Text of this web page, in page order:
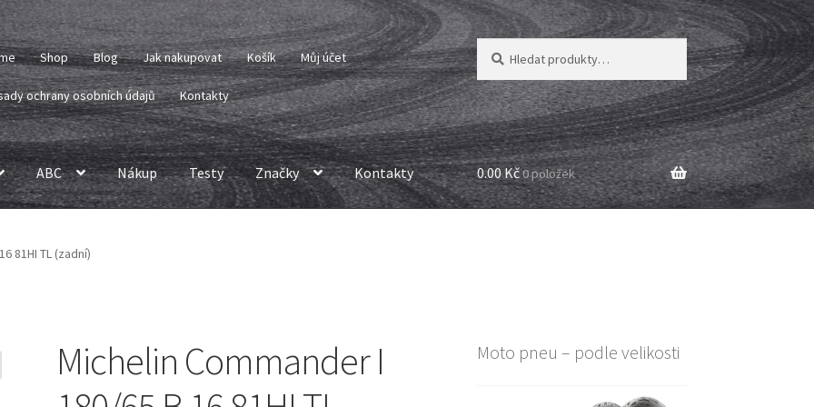
Shop Blog Jak nakupovat Košík Můj účet
ochrany osobních údajů Kontakty
Hledat:
Hledat
ABC Nákup Testy Značky Kontakty 0.00 Kč0 položek
81HI TL (zadní)
Michelin Commander I
Moto pneu – podle velikosti